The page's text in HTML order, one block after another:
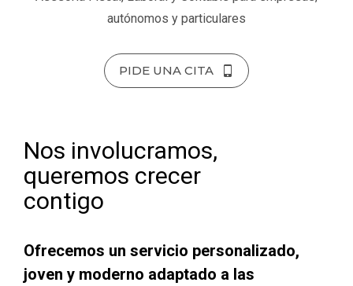
autónomos y particulares
PIDE UNA CITA
Nos involucramos,
queremos crecer
contigo
Ofrecemos un servicio personalizado,
joven y moderno adaptado a las